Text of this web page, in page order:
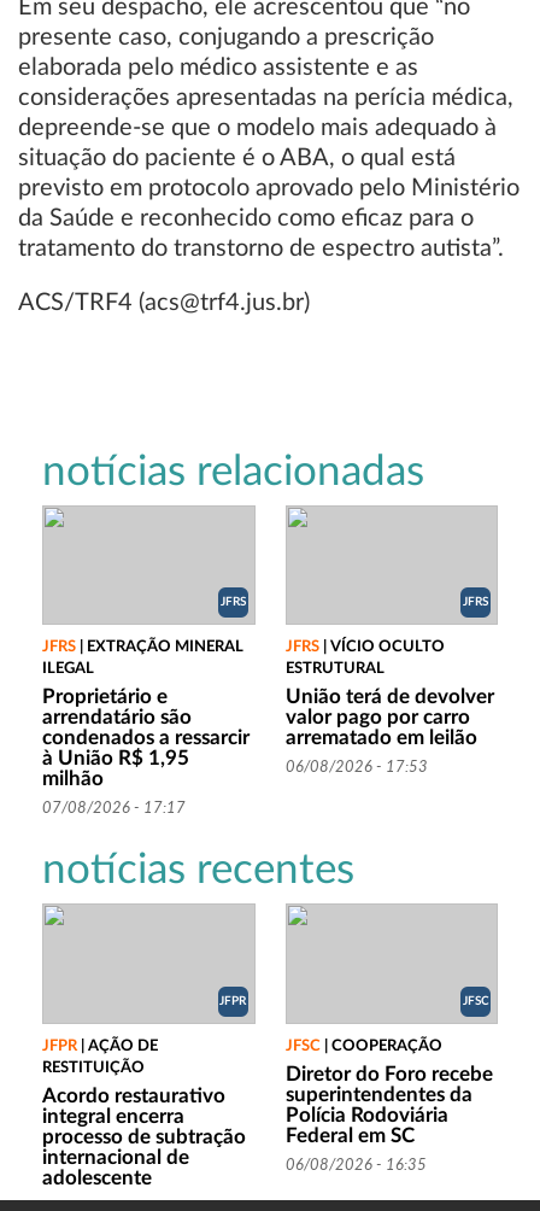
Em seu despacho, ele acrescentou que “no
presente caso, conjugando a prescrição
elaborada pelo médico assistente e as
considerações apresentadas na perícia médica,
depreende-se que o modelo mais adequado à
situação do paciente é o ABA, o qual está
previsto em protocolo aprovado pelo Ministério
da Saúde e reconhecido como eficaz para o
tratamento do transtorno de espectro autista”.
ACS/TRF4 (acs@trf4.jus.br)
notícias relacionadas
JFRS
JFRS
EXTRAÇÃO MINERAL
ILEGAL
Proprietário e
arrendatário são
condenados a ressarcir
à União R$ 1,95
milhão
07/08/2026 - 17:17
JFRS
JFRS| VÍCIO OCULTO
ESTRUTURAL
União terá de devolver
valor pago por carro
arrematado em leilão
06/08/2026 - 17:53
notícias recentes
JFPR
JFPR
AÇÃO DE
RESTITUIÇÃO
Acordo restaurativo
integral encerra
processo de subtração
internacional de
adolescente
07/08/2026 - 15:05
JFSC
JFSC| COOPERAÇÃO
Diretor do Foro recebe
superintendentes da
Polícia Rodoviária
Federal em SC
06/08/2026 - 16:35